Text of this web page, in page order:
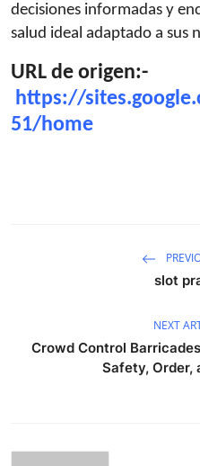
decisiones informadas y
salud ideal adaptado a sus
URL de origen:-
https://
51/home
slot
NEXT
Crowd Control
Safety, Order,